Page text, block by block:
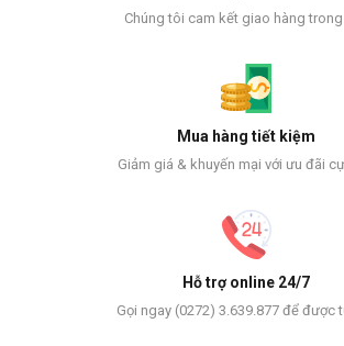
Chúng tôi cam kết giao hàng trong
Mua hàng tiết kiệm
Giảm giá & khuyến mại với ưu đãi
Hỗ trợ online 24/7
Gọi ngay (0272) 3.639.877 để được